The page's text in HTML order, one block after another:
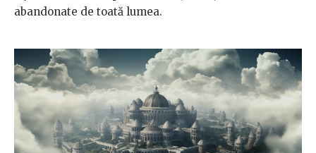
abandonate de toată lumea.